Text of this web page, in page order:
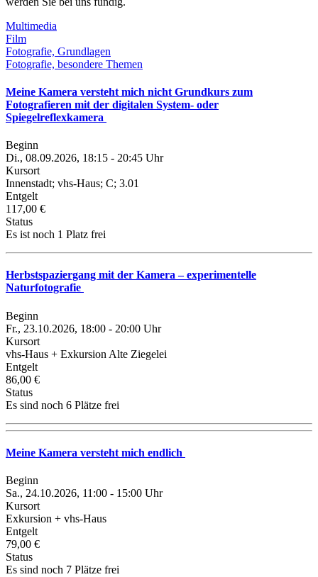
Multimedia
Film
Fotografie, Grundlagen
Fotografie, besondere Themen
Meine Kamera versteht mich nicht Grundkurs zum
Fotografieren mit der digitalen System- oder
Spiegelreflexkamera
Beginn
Di., 08.09.2026, 18:15 - 20:45 Uhr
Kursort
Innenstadt; vhs-Haus; C; 3.01
Entgelt
117,00 €
Status
Es ist noch 1 Platz frei
Herbstspaziergang mit der Kamera – experimentelle
Naturfotografie
Beginn
Fr., 23.10.2026, 18:00 - 20:00 Uhr
Kursort
vhs-Haus + Exkursion Alte Ziegelei
Entgelt
86,00 €
Status
Es sind noch 6 Plätze frei
Meine Kamera versteht mich endlich
Beginn
Sa., 24.10.2026, 11:00 - 15:00 Uhr
Kursort
Exkursion + vhs-Haus
Entgelt
79,00 €
Status
Es sind noch 7 Plätze frei